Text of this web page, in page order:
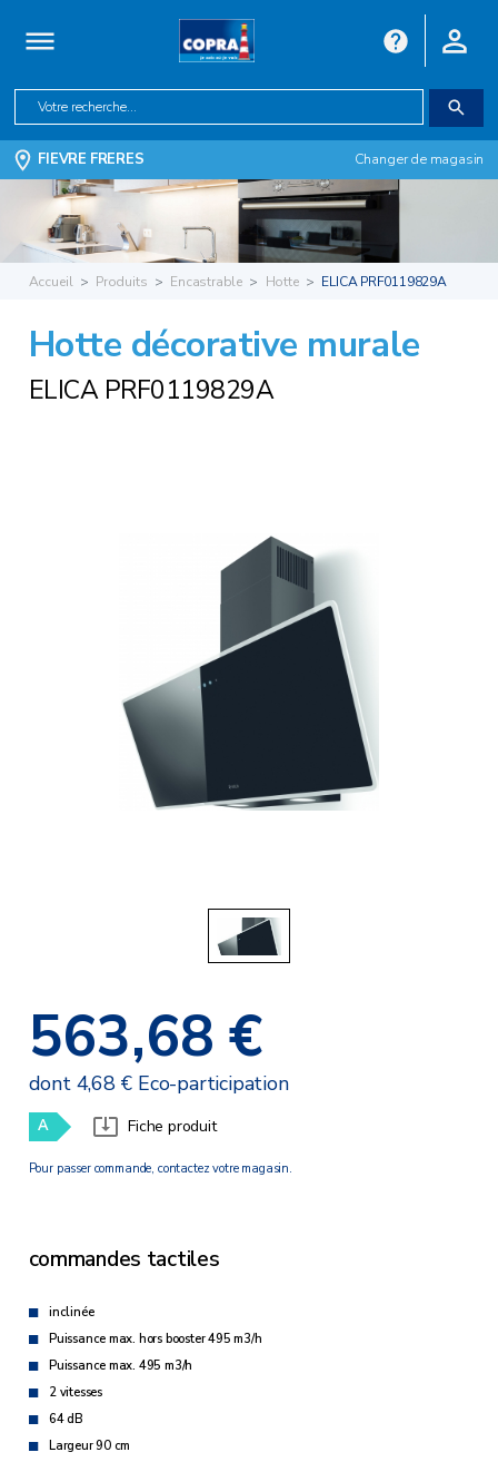
FIEVRE FRERES Changer de magasin
Accueil Produits Encastrable Hotte ELICA PRF0119829A
Hotte décorative murale
ELICA PRF0119829A
563,68 €
dont 4,68 € Eco-participation
A Fiche produit
Pour passer commande, contactez votre magasin.
commandes tactiles
inclinée
Puissance max. hors booster 495 m3/h
Puissance max. 495 m3/h
2 vitesses
64 dB
Largeur 90 cm